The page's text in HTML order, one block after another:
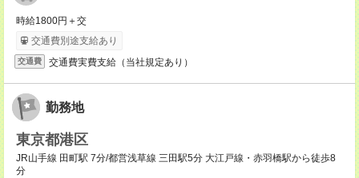
時給1800円＋交
交通費別途支給あり
交通費 交通費実費支給（当社規定あり）
勤務地
東京都港区
JR山手線 田町駅 7分/都営浅草線 三田駅5分 大江戸線・赤羽橋駅から徒歩8
分